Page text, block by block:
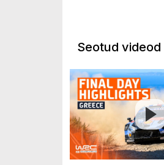
Seotud videod